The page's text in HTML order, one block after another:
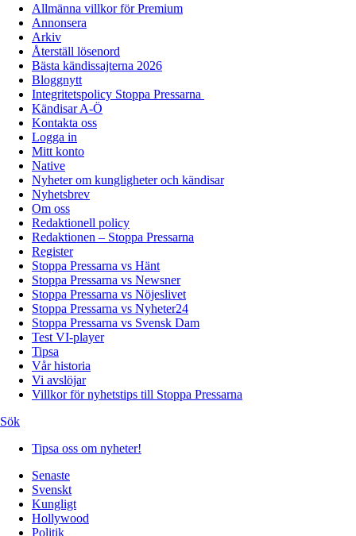
Allmänna villkor för Premium
Annonsera
Arkiv
Återställ lösenord
Bästa kändissajterna 2026
Bloggnytt
Integritetspolicy Stoppa Pressarna
Kändisar A-Ö
Kontakta oss
Logga in
Mitt konto
Native
Nyheter om kungligheter och kändisar
Nyhetsbrev
Om oss
Redaktionell policy
Redaktionen – Stoppa Pressarna
Register
Stoppa Pressarna vs Hänt
Stoppa Pressarna vs Newsner
Stoppa Pressarna vs Nöjeslivet
Stoppa Pressarna vs Nyheter24
Stoppa Pressarna vs Svensk Dam
Test VI-player
Tipsa
Vår historia
Vi avslöjar
Villkor för nyhetstips till Stoppa Pressarna
Sök
Tipsa oss om nyheter!
Senaste
Svenskt
Kungligt
Hollywood
Politik